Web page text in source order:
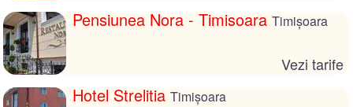
Pensiunea Nora - Timisoara Timișoara
Vezi tarife
Hotel Strelitia Timișoara